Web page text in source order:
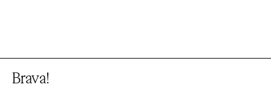
Brava!